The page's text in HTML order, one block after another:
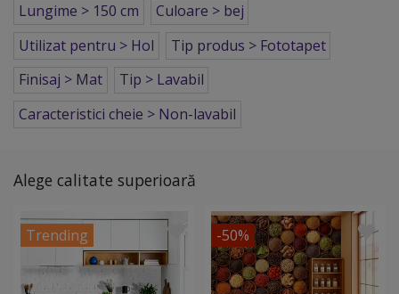
Lungime > 150 cm
Culoare > bej
Utilizat pentru > Hol
Tip produs > Fototapet
Finisaj > Mat
Tip > Lavabil
Caracteristici cheie > Non-lavabil
Alege calitate superioară
Trending -50%